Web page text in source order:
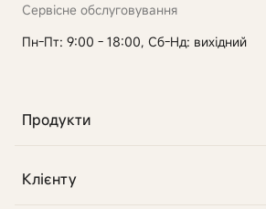
Продукти
Клієнту
Сервісне обслуговування
Пн-Пт: 9:00 - 18:00, Сб-Нд: вихідний